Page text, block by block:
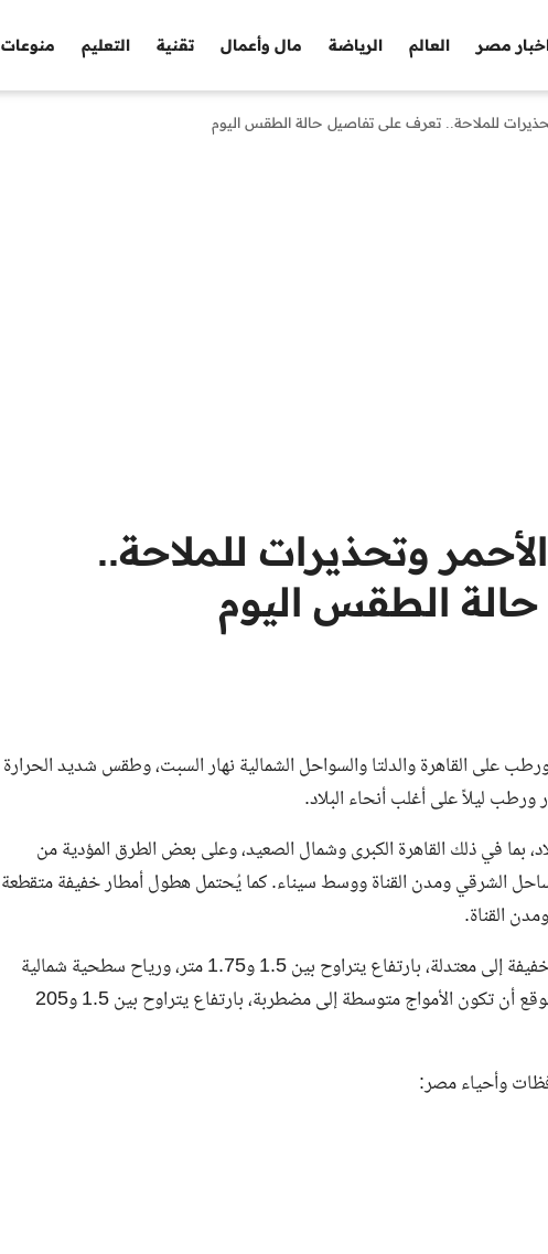
مصر العالم الرياضة مال وأعمال تقنية التعليم منوعات
للملاحة.. تعرف على تفاصيل حالة الطقس اليوم
وتحذيرات للملاحة..
الطقس اليوم
على القاهرة والدلتا والسواحل الشمالية نهار السبت، وطقس شديد الحرارة
ليلاً على أغلب أنحاء البلاد.
بما في ذلك القاهرة الكبرى وشمال الصعيد، وعلى بعض الطرق المؤدية من
الشرقي ومدن القناة ووسط سيناء. كما يُحتمل هطول أمطار خفيفة متقطعة
القناة.
في البحر المتوسط، من المتوقع أن تكون الأمواج خفيفة إلى معتدلة، بارتفاع يتراوح بين 1.5 و1.75 متر، ورياح سطحية شمالية
غربية. وفي البحر الأحمر وخليج السويس، من المتوقع أن تكون الأمواج متوسطة إلى مضطربة، بارتفاع يتراوح بين 1.5 و205
وأحياء مصر: